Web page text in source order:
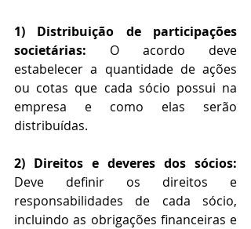
1) Distribuição de participações
societárias: O acordo deve
estabelecer a quantidade de ações
ou cotas que cada sócio possui na
empresa e como elas serão
distribuídas.
2) Direitos e deveres dos sócios:
Deve definir os direitos e
responsabilidades de cada sócio,
incluindo as obrigações financeiras e